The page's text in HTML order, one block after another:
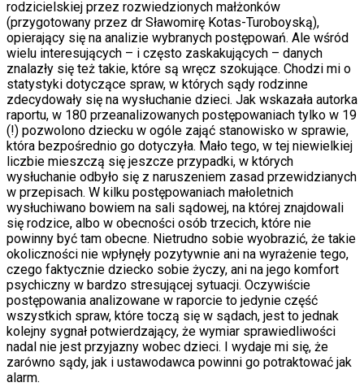
rodzicielskiej przez rozwiedzionych małżonków
(przygotowany przez dr Sławomirę Kotas-Turoboyską),
opierający się na analizie wybranych postępowań. Ale wśród
wielu interesujących – i często zaskakujących – danych
znalazły się też takie, które są wręcz szokujące. Chodzi mi o
statystyki dotyczące spraw, w których sądy rodzinne
zdecydowały się na wysłuchanie dzieci. Jak wskazała autorka
raportu, w 180 przeanalizowanych postępowaniach tylko w 19
(!) pozwolono dziecku w ogóle zająć stanowisko w sprawie,
która bezpośrednio go dotyczyła. Mało tego, w tej niewielkiej
liczbie mieszczą się jeszcze przypadki, w których
wysłuchanie odbyło się z naruszeniem zasad przewidzianych
w przepisach. W kilku postępowaniach małoletnich
wysłuchiwano bowiem na sali sądowej, na której znajdowali
się rodzice, albo w obecności osób trzecich, które nie
powinny być tam obecne. Nietrudno sobie wyobrazić, że takie
okoliczności nie wpłynęły pozytywnie ani na wyrażenie tego,
czego faktycznie dziecko sobie życzy, ani na jego komfort
psychiczny w bardzo stresującej sytuacji. Oczywiście
postępowania analizowane w raporcie to jedynie część
wszystkich spraw, które toczą się w sądach, jest to jednak
kolejny sygnał potwierdzający, że wymiar sprawiedliwości
nadal nie jest przyjazny wobec dzieci. I wydaje mi się, że
zarówno sądy, jak i ustawodawca powinni go potraktować jak
alarm.